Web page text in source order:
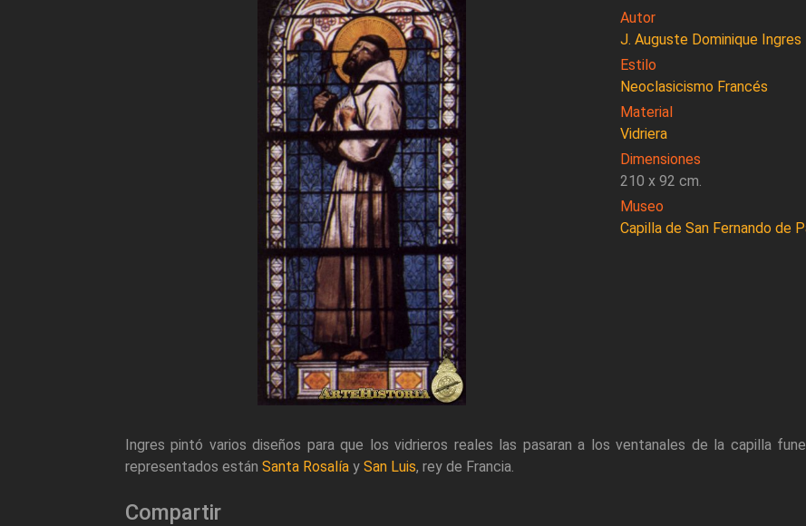
Autor
J. Auguste Dominique Ingres
Estilo
Neoclasicismo Francés
Material
Vidriera
Dimensiones
210 x 92 cm.
Museo
Capilla de San Fernando de
Ingres pintó varios diseños para que los vidrieros reales las pasaran a los ventanales de la capilla
representados están Santa Rosalía y San Luis, rey de Francia.
Compartir